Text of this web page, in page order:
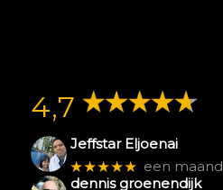
4,7
Jeffstar Eljoenai
★★★★★ een
dennis groenendijk